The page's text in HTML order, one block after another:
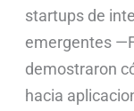
startups de
emergentes
demostraron
hacia